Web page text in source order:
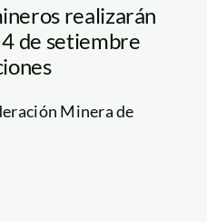
realizarán
de setiembre
Minera de